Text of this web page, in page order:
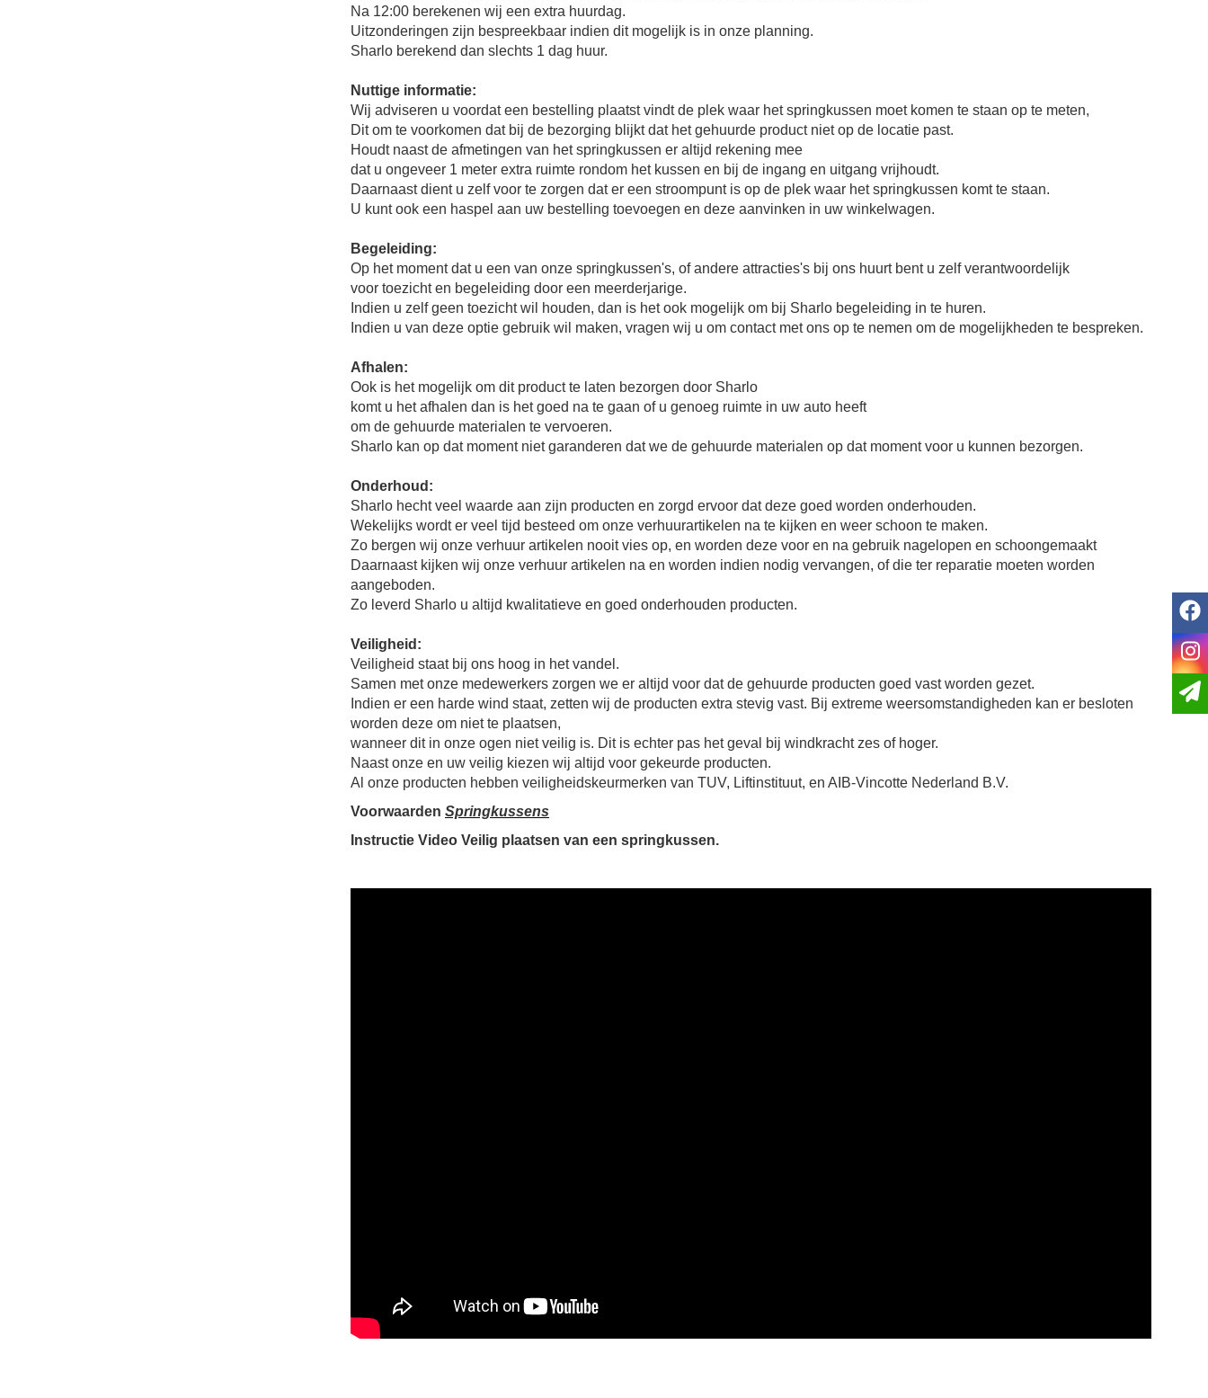
Na 12:00 berekenen wij een extra huurdag.
Uitzonderingen zijn bespreekbaar indien dit mogelijk is in onze planning.
Sharlo berekend dan slechts 1 dag huur.
Nuttige informatie:
Wij adviseren u voordat een bestelling plaatst vindt de plek waar het springkussen moet komen te staan op te meten,
Dit om te voorkomen dat bij de bezorging blijkt dat het gehuurde product niet op de locatie past.
Houdt naast de afmetingen van het springkussen er altijd rekening mee
dat u ongeveer 1 meter extra ruimte rondom het kussen en bij de ingang en uitgang vrijhoudt.
Daarnaast dient u zelf voor te zorgen dat er een stroompunt is op de plek waar het springkussen komt te staan.
U kunt ook een haspel aan uw bestelling toevoegen en deze aanvinken in uw winkelwagen.
Begeleiding:
Op het moment dat u een van onze springkussen's, of andere attracties's bij ons huurt bent u zelf verantwoordelijk
voor toezicht en begeleiding door een meerderjarige.
Indien u zelf geen toezicht wil houden, dan is het ook mogelijk om bij Sharlo begeleiding in te huren.
Indien u van deze optie gebruik wil maken, vragen wij u om contact met ons op te nemen om de mogelijkheden te bespreken.
Afhalen:
Ook is het mogelijk om dit product te laten bezorgen door Sharlo
komt u het afhalen dan is het goed na te gaan of u genoeg ruimte in uw auto heeft
om de gehuurde materialen te vervoeren.
Sharlo kan op dat moment niet garanderen dat we de gehuurde materialen op dat moment voor u kunnen bezorgen.
Onderhoud:
Sharlo hecht veel waarde aan zijn producten en zorgd ervoor dat deze goed worden onderhouden.
Wekelijks wordt er veel tijd besteed om onze verhuurartikelen na te kijken en weer schoon te maken.
Zo bergen wij onze verhuur artikelen nooit vies op, en worden deze voor en na gebruik nagelopen en schoongemaakt
Daarnaast kijken wij onze verhuur artikelen na en worden indien nodig vervangen, of die ter reparatie moeten worden
aangeboden.
Zo leverd Sharlo u altijd kwalitatieve en goed onderhouden producten.
Veiligheid:
Veiligheid staat bij ons hoog in het vandel.
Samen met onze medewerkers zorgen we er altijd voor dat de gehuurde producten goed vast worden gezet.
Indien er een harde wind staat, zetten wij de producten extra stevig vast. Bij extreme weersomstandigheden kan er besloten
worden deze om niet te plaatsen,
wanneer dit in onze ogen niet veilig is. Dit is echter pas het geval bij windkracht zes of hoger.
Naast onze en uw veilig kiezen wij altijd voor gekeurde producten.
Al onze producten hebben veiligheidskeurmerken van TUV, Liftinstituut, en AIB-Vincotte Nederland B.V.
Voorwaarden Springkussens
Instructie Video Veilig plaatsen van een springkussen.